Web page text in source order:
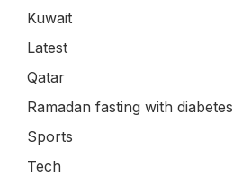
Kuwait
Latest
Qatar
Ramadan fasting with diabetes
Sports
Tech